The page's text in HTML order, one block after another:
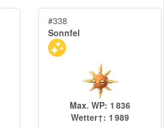
#338
Sonnfel
Max. WP: 1 836
Wetter↑: 1 989